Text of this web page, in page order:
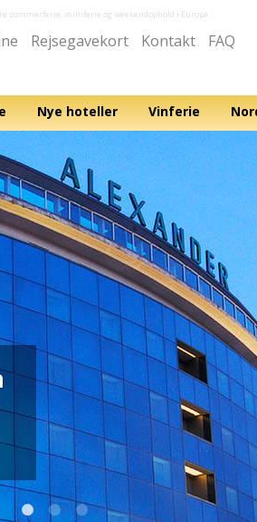
sommerferie, miniferie og weekendophold i Europa
Rejsegavekort Kontakt FAQ
Nye hoteller Vinferie